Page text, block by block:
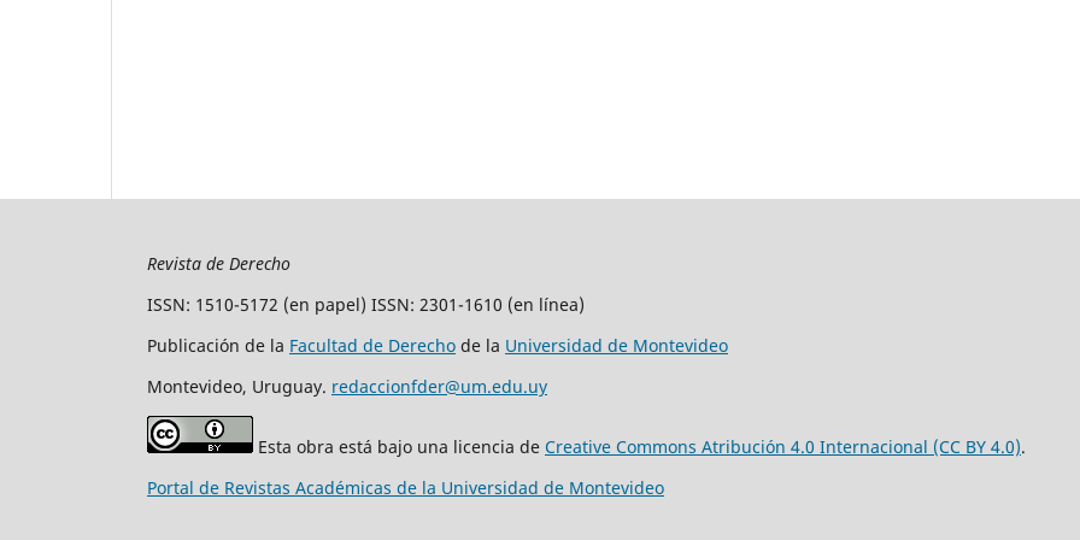
Revista de Derecho
ISSN: 1510-5172 (en papel) ISSN: 2301-1610 (en línea)
Publicación de la Facultad de Derecho de la Universidad de Montevideo
Montevideo, Uruguay. redaccionfder@um.edu.uy
Esta obra está bajo una licencia de Creative Commons Atribución 4.0 Internacional (CC BY 4.0).
Portal de Revistas Académicas de la Universidad de Montevideo